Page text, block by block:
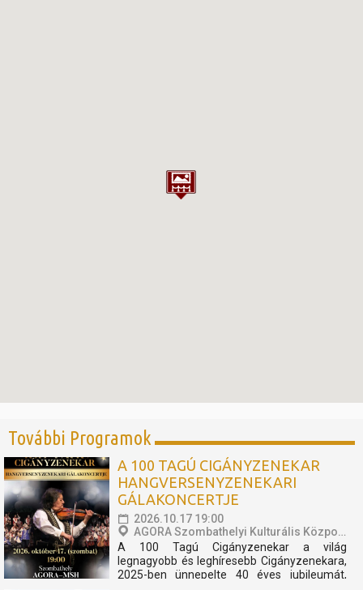
További Programok
A 100 TAGÚ CIGÁNYZENEKAR
HANGVERSENYZENEKARI
GÁLAKONCERTJE
2026.10.17 19:00
AGORA Szombathelyi Kulturális Központ
A 100 Tagú Cigányzenekar a világ
legnagyobb és leghíresebb Cigányzenekara,
2025-ben ünnepelte 40 éves jubileumát,